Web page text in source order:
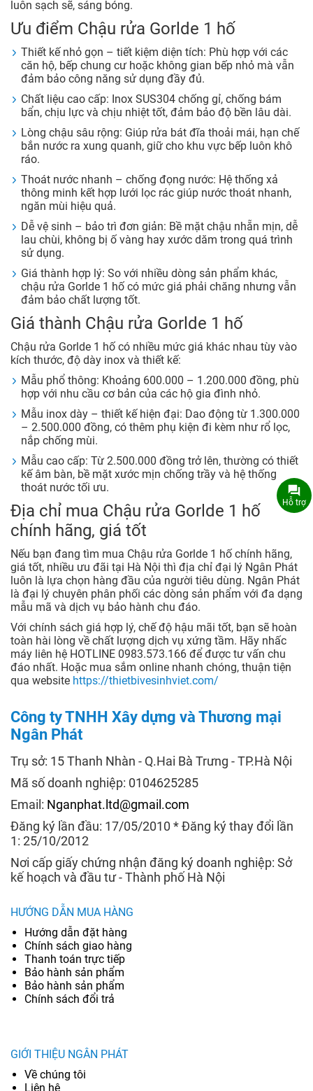
luôn sạch sẽ, sáng bóng.
Ưu điểm Chậu rửa Gorlde 1 hố
Thiết kế nhỏ gọn – tiết kiệm diện tích: Phù hợp với các
căn hộ, bếp chung cư hoặc không gian bếp nhỏ mà vẫn
đảm bảo công năng sử dụng đầy đủ.
Chất liệu cao cấp: Inox SUS304 chống gỉ, chống bám
bẩn, chịu lực và chịu nhiệt tốt, đảm bảo độ bền lâu dài.
Lòng chậu sâu rộng: Giúp rửa bát đĩa thoải mái, hạn chế
bắn nước ra xung quanh, giữ cho khu vực bếp luôn khô
ráo.
Thoát nước nhanh – chống đọng nước: Hệ thống xả
thông minh kết hợp lưới lọc rác giúp nước thoát nhanh,
ngăn mùi hiệu quả.
Dễ vệ sinh – bảo trì đơn giản: Bề mặt chậu nhẵn mịn, dễ
lau chùi, không bị ố vàng hay xước dăm trong quá trình
sử dụng.
Giá thành hợp lý: So với nhiều dòng sản phẩm khác,
chậu rửa Gorlde 1 hố có mức giá phải chăng nhưng vẫn
đảm bảo chất lượng tốt.
Giá thành Chậu rửa Gorlde 1 hố
Chậu rửa Gorlde 1 hố có nhiều mức giá khác nhau tùy vào
kích thước, độ dày inox và thiết kế:
Mẫu phổ thông: Khoảng 600.000 – 1.200.000 đồng, phù
hợp với nhu cầu cơ bản của các hộ gia đình nhỏ.
Mẫu inox dày – thiết kế hiện đại: Dao động từ 1.300.000
– 2.500.000 đồng, có thêm phụ kiện đi kèm như rổ lọc,
nắp chống mùi.
Mẫu cao cấp: Từ 2.500.000 đồng trở lên, thường có thiết
kế âm bàn, bề mặt xước mịn chống trầy và hệ thống
thoát nước tối ưu.
Địa chỉ mua Chậu rửa Gorlde 1 hố
chính hãng, giá tốt
Nếu bạn đang tìm mua Chậu rửa Gorlde 1 hố chính hãng,
giá tốt, nhiều ưu đãi tại Hà Nội thì địa chỉ đại lý Ngân Phát
luôn là lựa chọn hàng đầu của người tiêu dùng. Ngân Phát
là đại lý chuyên phân phối các dòng sản phẩm với đa dạng
mẫu mã và dịch vụ bảo hành chu đáo.
Với chính sách giá hợp lý, chế độ hậu mãi tốt, bạn sẽ hoàn
toàn hài lòng về chất lượng dịch vụ xứng tầm. Hãy nhấc
máy liên hệ HOTLINE 0983.573.166 để được tư vấn chu
đáo nhất. Hoặc mua sắm online nhanh chóng, thuận tiện
qua website https://thietbivesinhviet.com/
Công ty TNHH Xây dựng và Thương mại
Ngân Phát
Trụ sở: 15 Thanh Nhàn - Q.Hai Bà Trưng - TP.Hà Nội
Mã số doanh nghiệp: 0104625285
Email: Nganphat.ltd@gmail.com
Đăng ký lần đầu: 17/05/2010 * Đăng ký thay đổi lần
1: 25/10/2012
Nơi cấp giấy chứng nhận đăng ký doanh nghiệp: Sở
kế hoạch và đầu tư - Thành phố Hà Nội
HƯỚNG DẪN MUA HÀNG
Hướng dẫn đặt hàng
Chính sách giao hàng
Thanh toán trực tiếp
Bảo hành sản phẩm
Bảo hành sản phẩm
Chính sách đổi trả
GIỚI THIỆU NGÂN PHÁT
Về chúng tôi
Liên hệ
Hỗ trợ